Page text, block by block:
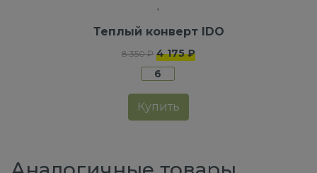
Теплый конверт IDO
8 350 ₽ 4 175 ₽
6
Купить